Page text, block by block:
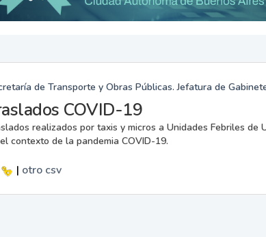
de Transporte y Obras Públicas. Jefatura de
COVID-19
realizados por taxis y micros a Unidades Febriles de
contexto de la pandemia COVID-19.
| otro csv